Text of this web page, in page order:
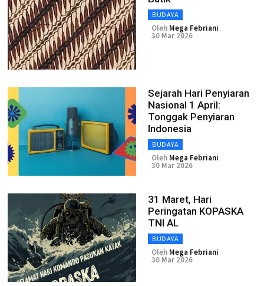
BUDAYA
Oleh Mega Febriani
30 Mar 2026
Sejarah Hari Penyiaran
Nasional 1 April:
Tonggak Penyiaran
Indonesia
BUDAYA
Oleh Mega Febriani
30 Mar 2026
31 Maret, Hari
Peringatan KOPASKA
TNI AL
BUDAYA
Oleh Mega Febriani
30 Mar 2026